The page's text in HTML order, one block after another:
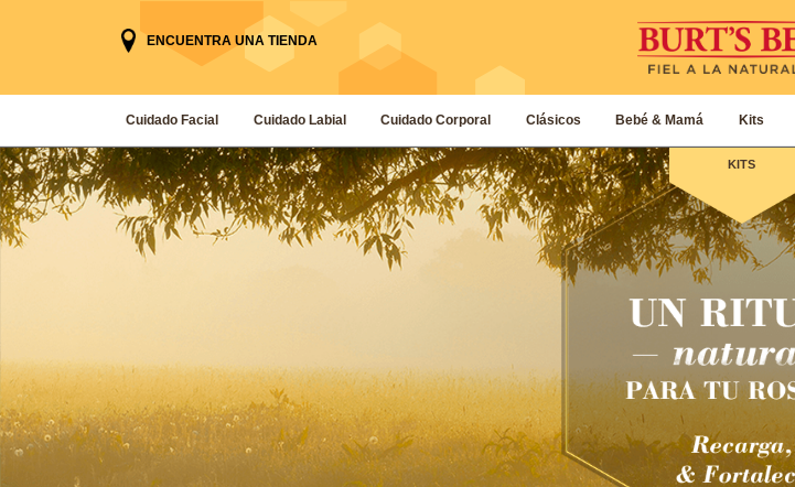
ENCUENTRA UNA TIENDA
Cuidado Facial Cuidado Labial Cuidado Corporal Clásicos Bebé & Mamá Kits
KITS